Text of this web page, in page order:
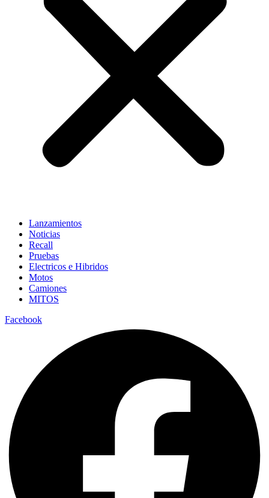
Lanzamientos
Noticias
Recall
Pruebas
Electricos e Hibridos
Motos
Camiones
MITOS
Facebook